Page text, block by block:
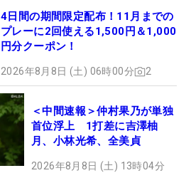
4日間の期間限定配布！11月までの
プレーに2回使える1,500円＆1,000
円分クーポン！
2026年8月8日 (土) 06時00分 2
＜中間速報＞仲村果乃が単独
首位浮上 1打差に吉澤柚
月、小林光希、全美貞
2026年8月8日 (土) 13時04分